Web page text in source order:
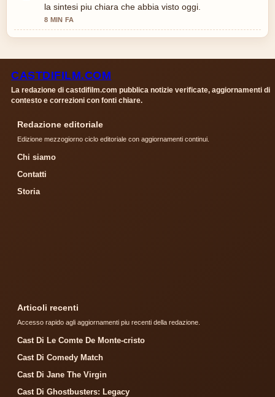
la sintesi piu chiara che abbia visto oggi.
8 MIN FA
CASTDIFILM.COM
La redazione di castdifilm.com pubblica notizie verificate, aggiornamenti di
contesto e correzioni con fonti chiare.
Redazione editoriale
Edizione mezzogiorno ciclo editoriale con aggiornamenti continui.
Chi siamo
Contatti
Storia
Articoli recenti
Accesso rapido agli aggiornamenti piu recenti della redazione.
Cast Di Le Comte De Monte-cristo
Cast Di Comedy Match
Cast Di Jane The Virgin
Cast Di Ghostbusters: Legacy